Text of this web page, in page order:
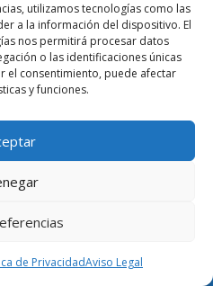
utilizamos tecnologías como las
a la información del dispositivo. El
nos permitirá procesar datos
o las identificaciones únicas
el consentimiento, puede afectar
y funciones.
de PrivacidadAviso Legal